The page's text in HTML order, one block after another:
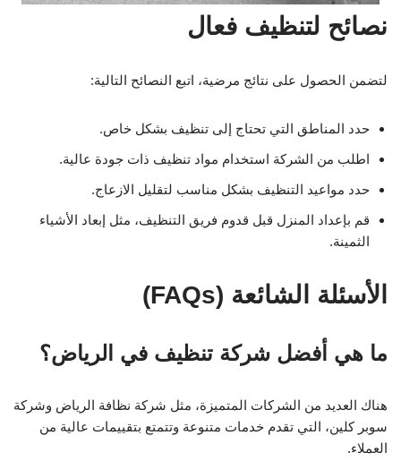
نصائح لتنظيف فعال
لتضمن الحصول على نتائج مرضية، اتبع النصائح التالية:
حدد المناطق التي تحتاج إلى تنظيف بشكل خاص.
اطلب من الشركة استخدام مواد تنظيف ذات جودة عالية.
حدد مواعيد التنظيف بشكل مناسب لتقليل الازعاج.
قم بإعداد المنزل قبل قدوم فريق التنظيف، مثل إبعاد الأشياء
الثمينة.
الأسئلة الشائعة (FAQs)
ما هي أفضل شركة تنظيف في الرياض؟
هناك العديد من الشركات المتميزة، مثل شركة نظافة الرياض وشركة
سوبر كلين، التي تقدم خدمات متنوعة وتتمتع بتقييمات عالية من
العملاء.